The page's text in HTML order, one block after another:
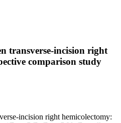
transverse-incision right
comparison study
incision right hemicolectomy: